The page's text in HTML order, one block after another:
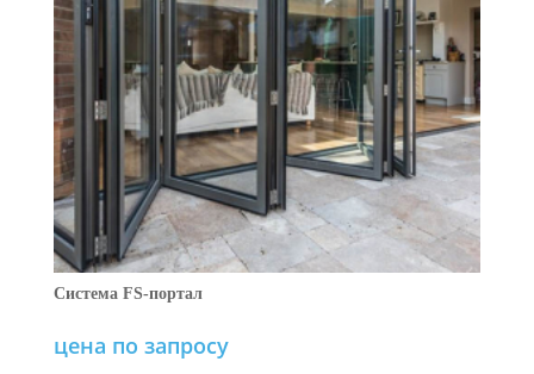
Система FS-портал
цена по запросу